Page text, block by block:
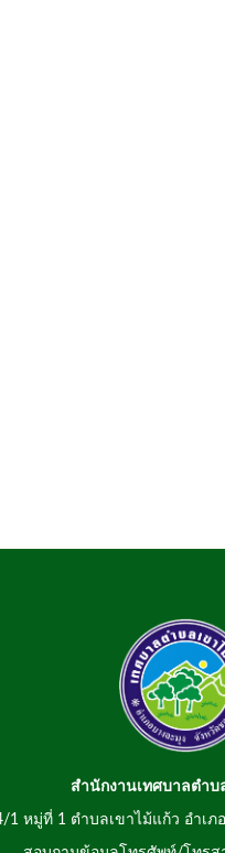
สำนักงานเทศบาลตำบ
1 หมู่ที่ 1 ตำบลเขาไม้แก้ว อำเ